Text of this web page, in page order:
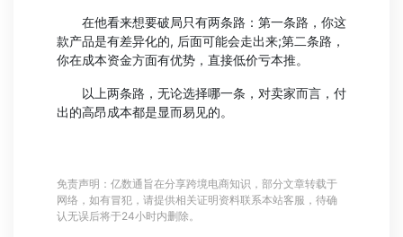
在他看来想要破局只有两条路：第一条路，你这
款产品是有差异化的, 后面可能会走出来;第二条路，
你在成本资金方面有优势，直接低价亏本推。
以上两条路，无论选择哪一条，对卖家而言，付
出的高昂成本都是显而易见的。
免责声明：亿数通旨在分享跨境电商知识，部分文章转载于
网络，如有冒犯，请提供相关证明资料联系本站客服，待确
认无误后将于24小时内删除。